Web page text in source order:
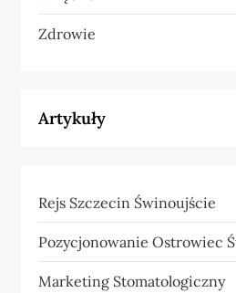
Zdrowie
Artykuły
Rejs Szczecin Świnoujście
Pozycjonowanie Ostrowiec
Marketing Stomatologiczny